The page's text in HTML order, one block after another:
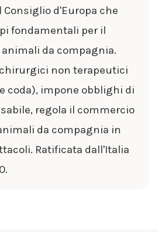
Consiglio d'Europa che
fondamentali per il
da compagnia.
non terapeutici
coda), impone obblighi di
regola il commercio
da compagnia in
Ratificata dall'Italia